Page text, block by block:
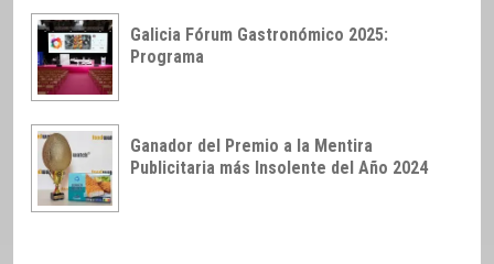
Galicia Fórum Gastronómico 2025:
Programa
Ganador del Premio a la Mentira
Publicitaria más Insolente del Año 2024